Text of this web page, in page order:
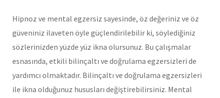
Hipnoz ve mental egzersiz sayesinde, öz değeriniz ve öz
güveniniz ilaveten öyle güçlendirilebilir ki, söylediğiniz
sözlerinizden yüzde yüz ikna olursunuz. Bu çalışmalar
esnasında, etkili bilinçaltı ve doğrulama egzersizleri de
yardımcı olmaktadır. Bilinçaltı ve doğrulama egzersizleri
ile ikna olduğunuz hususları değiştirebilirsiniz. Mental